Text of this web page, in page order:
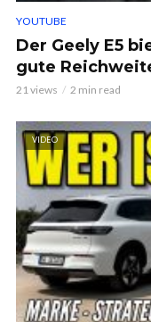
YOUTUBE
Der Geely E5
gute
21 views 2 min read
VIDEO